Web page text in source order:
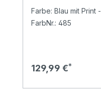
Farbe: Blau mit Print -
FarbNr.: 485
Regulärer Preis:
129,99 €